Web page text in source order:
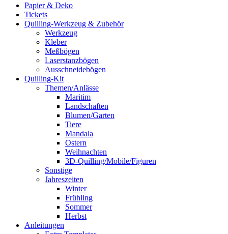
Papier & Deko
Tickets
Quilling-Werkzeug & Zubehör
Werkzeug
Kleber
Meßbögen
Laserstanzbögen
Ausschneidebögen
Quilling-Kit
Themen/Anlässe
Maritim
Landschaften
Blumen/Garten
Tiere
Mandala
Ostern
Weihnachten
3D-Quilling/Mobile/Figuren
Sonstige
Jahreszeiten
Winter
Frühling
Sommer
Herbst
Anleitungen